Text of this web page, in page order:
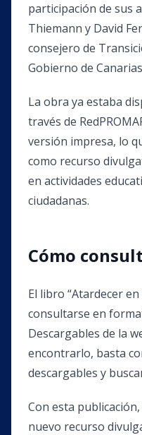
participación de sus
Thiemann y David
consejero de
Gobierno de
La obra ya estaba
través de
versión impresa, lo
como recurso
en actividades
ciudadanas.
Cómo
El libro “Atardecer
consultarse en
Descargables de la
encontrarlo, basta
descargables y
Con esta
nuevo recurso